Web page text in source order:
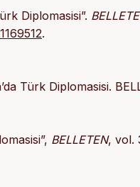
Diplomasisi”.
.
Türk Diplomasisi.
BELLETEN, vol.